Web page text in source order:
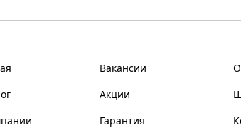
Вакансии
Акции
Гарантия